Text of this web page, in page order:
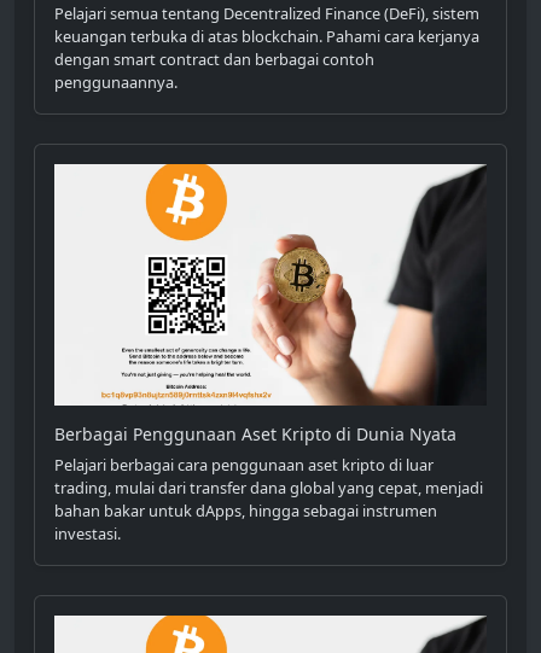
Pelajari semua tentang Decentralized Finance (DeFi), sistem
keuangan terbuka di atas blockchain. Pahami cara kerjanya
dengan smart contract dan berbagai contoh
penggunaannya.
Berbagai Penggunaan Aset Kripto di Dunia Nyata
Pelajari berbagai cara penggunaan aset kripto di luar
trading, mulai dari transfer dana global yang cepat, menjadi
bahan bakar untuk dApps, hingga sebagai instrumen
investasi.